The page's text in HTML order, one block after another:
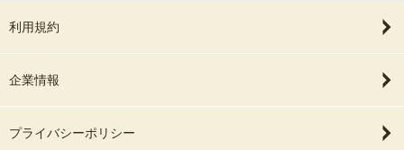
利用規約
企業情報
プライバシーポリシー